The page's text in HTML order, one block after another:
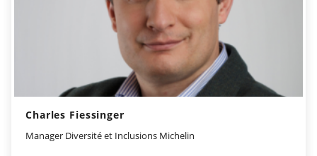
Charles Fiessinger
Manager Diversité et Inclusions Michelin